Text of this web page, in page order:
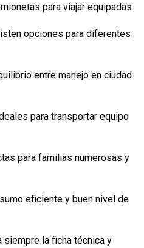
para viajar equipadas
opciones para diferentes
entre manejo en ciudad
para transportar equipo
para familias numerosas y
eficiente y buen nivel de
siempre la ficha técnica y